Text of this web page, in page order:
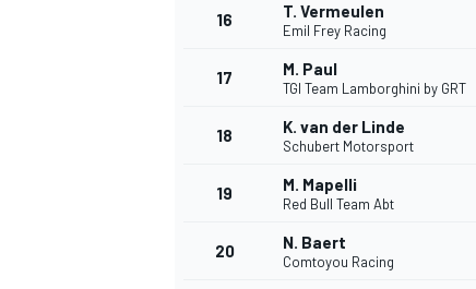
16 T. Vermeulen
Emil Frey Racing
17 M. Paul
TGI Team Lamborghini by GRT
18 K. van der Linde
Schubert Motorsport
19 M. Mapelli
Red Bull Team Abt
20 N. Baert
Comtoyou Racing